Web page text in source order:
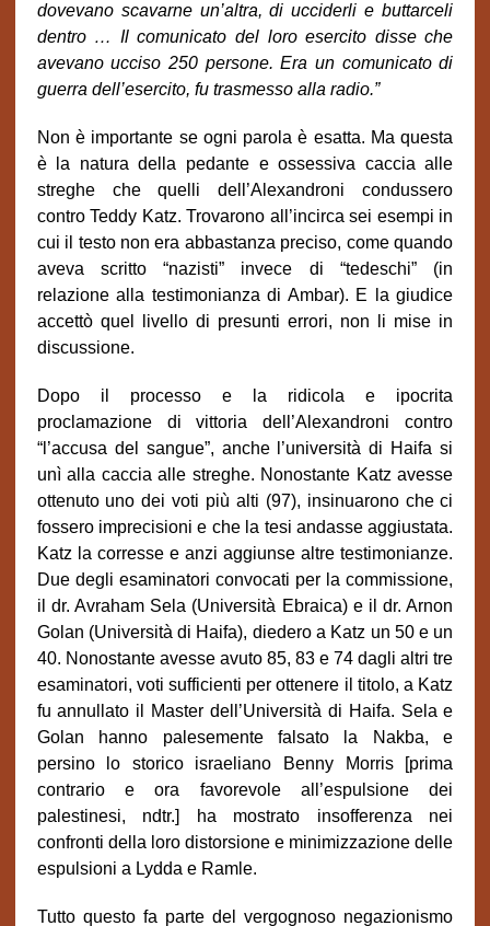
dovevano scavarne un’altra, di ucciderli e buttarceli
dentro … Il comunicato del loro esercito disse che
avevano ucciso 250 persone. Era un comunicato di
guerra dell’esercito, fu trasmesso alla radio.”
Non è importante se ogni parola è esatta. Ma questa
è la natura della pedante e ossessiva caccia alle
streghe che quelli dell’Alexandroni condussero
contro Teddy Katz. Trovarono all’incirca sei esempi in
cui il testo non era abbastanza preciso, come quando
aveva scritto “nazisti” invece di “tedeschi” (in
relazione alla testimonianza di Ambar). E la giudice
accettò quel livello di presunti errori, non li mise in
discussione.
Dopo il processo e la ridicola e ipocrita
proclamazione di vittoria dell’Alexandroni contro
“l’accusa del sangue”, anche l’università di Haifa si
unì alla caccia alle streghe. Nonostante Katz avesse
ottenuto uno dei voti più alti (97), insinuarono che ci
fossero imprecisioni e che la tesi andasse aggiustata.
Katz la corresse e anzi aggiunse altre testimonianze.
Due degli esaminatori convocati per la commissione,
il dr. Avraham Sela (Università Ebraica) e il dr. Arnon
Golan (Università di Haifa), diedero a Katz un 50 e un
40. Nonostante avesse avuto 85, 83 e 74 dagli altri tre
esaminatori, voti sufficienti per ottenere il titolo, a Katz
fu annullato il Master dell’Università di Haifa. Sela e
Golan hanno palesemente falsato la Nakba, e
persino lo storico israeliano Benny Morris [prima
contrario e ora favorevole all’espulsione dei
palestinesi, ndtr.] ha mostrato insofferenza nei
confronti della loro distorsione e minimizzazione delle
espulsioni a Lydda e Ramle.
Tutto questo fa parte del vergognoso negazionismo